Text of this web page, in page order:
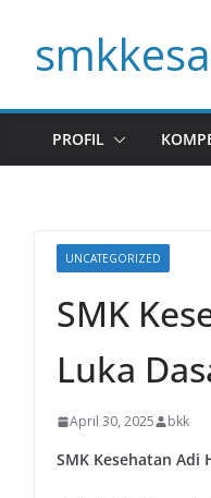
content
PROFIL
UNCATEGORIZED
SMK
Luka
April 30, 2025 bkk
SMK Kesehatan Adi